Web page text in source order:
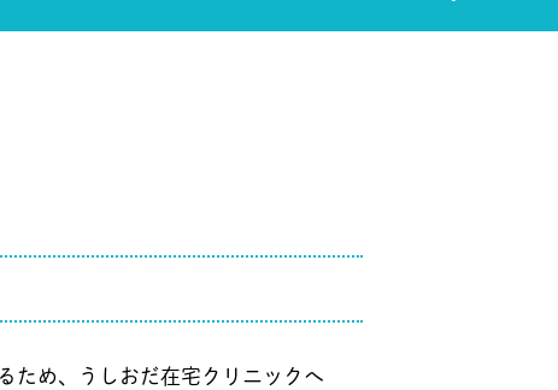
ため、うしおだ在宅クリニックへ